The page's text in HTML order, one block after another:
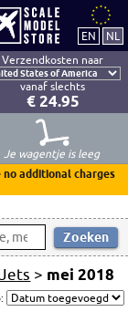
Verzendkosten naar
vanaf slechts
€ 24.95
Je wagentje is leeg
additional charges
> mei 2018